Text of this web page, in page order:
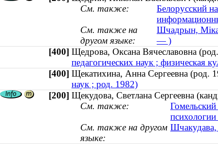
См. также:
Белорусский
См. также на
другом языке:
Шчадрын,
— )
[400] Щедрова, Оксана Вячеславовна
педагогических наук ; физическая
[400] Щекатихина, Анна Сергеевна
наук ; род. 1982)
[200] Щекудова, Светлана Сергеевна
См. также:
См. также на другом
языке:
Шчакудава,